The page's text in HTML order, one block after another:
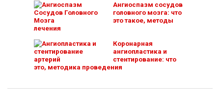
Ангиоспазм сосудов
головного мозга: что
это такое, методы
лечения
Коронарная
ангиопластика и
стентирование: что
это, методика проведения